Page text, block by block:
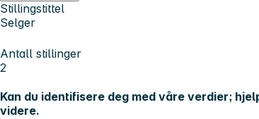
Stillingstittel
Selger
Antall stillinger
2
Kan du identifisere deg med våre verdier;
videre.